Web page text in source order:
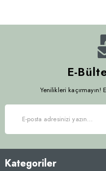
E-
Yenilikleri kaçırmayın!
Kategoriler